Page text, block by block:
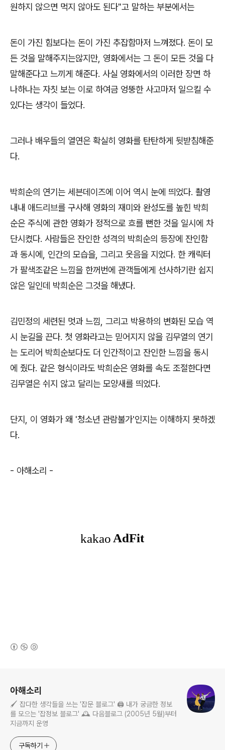
원하지 않으면 먹지 않아도 된다"고 말하는 부분에서는
돈이 가진 힘보다는 돈이 가진 추잡함마저 느껴졌다. 돈이 모
든 것을 말해주지는않지만 영화에서는 그 돈이 모든 것을 다
말해준다고 느끼게 해준다. 사실 영화에서의 이러한 장면 하
나하나는 자칫 보는 이로 하여금 엉뚱한 사고마저 일으킬 수
있다는 생각이 들었다.
그러나 배우들의 열연은 확실히 영화를 탄탄하게 뒷받침해준
다.
박희순의 연기는 세븐데이즈에 이어 역시 눈에 띄었다. 촬영
내내 애드리브를 구사해 영화의 재미와 완성도를 높힌 박희
순은 주식에 관한 영화가 정적으로 흐를 뻔한 것을 일시에 차
단시켰다. 사람들은 잔인한 성격의 박희순의 등장에 잔인함
과 동시에 인간의 모습을 그리고 웃음을 지었다. 한 캐릭터
가 팔색조같은 느낌을 한꺼번에 관객들에게 선사하기란 쉽지
않은 일인데 박희순은 그것을 해냈다.
김민정의 세련된 멋과 느낌 그리고 박용하의 변화된 모습 역
시 눈길을 끈다. 첫 영화라고는 믿어지지 않을 김무열의 연기
는 도리어 박희순보다도 더 인간적이고 잔인한 느낌을 동시
에 줬다. 같은 형식이라도 박희순은 영화를 속도 조절한다면
김무열은 쉬지 않고 달리는 모양새를 띄었다.
단지 이 영화가 왜 '청소년 관람불가'인지는 이해하지 못하겠
다.
- 아해소리 -
아해소리
🖌️ 잡다한 생각들을 쓰는 '잡문 블로그' 🖨️ 내가 궁금한 정보
를 모으는 '잡정보 블로그' 🕰️ 다음블로그 (2005년 5월)부터
지금까지 운영
구독하기